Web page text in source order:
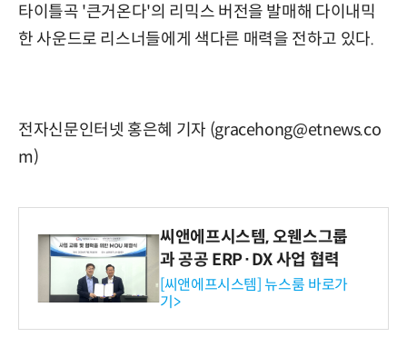
타이틀곡 '큰거온다'의 리믹스 버전을 발매해 다이내믹
한 사운드로 리스너들에게 색다른 매력을 전하고 있다.
전자신문인터넷 홍은혜 기자 (gracehong@etnews.co
m)
씨앤에프시스템, 오웬스그룹
과 공공 ERP·DX 사업 협력
[씨앤에프시스템] 뉴스룸 바로가
기>